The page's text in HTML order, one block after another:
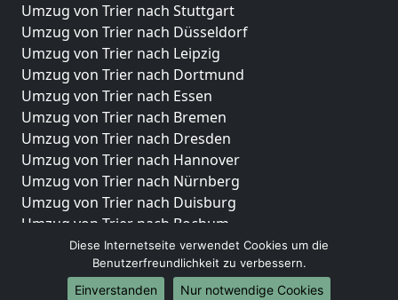
Umzug von Trier nach Stuttgart
Umzug von Trier nach Düsseldorf
Umzug von Trier nach Leipzig
Umzug von Trier nach Dortmund
Umzug von Trier nach Essen
Umzug von Trier nach Bremen
Umzug von Trier nach Dresden
Umzug von Trier nach Hannover
Umzug von Trier nach Nürnberg
Umzug von Trier nach Duisburg
Umzug von Trier nach Bochum
Umzug von Trier nach Wuppertal
Umzug von Trier nach Bielefeld
Umzug von Trier nach Bonn
Diese Internetseite verwendet Cookies um die
Benutzerfreundlichkeit zu verbessern.
Einverstanden
Nur notwendige Cookies